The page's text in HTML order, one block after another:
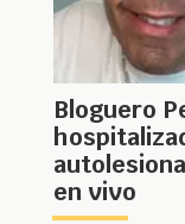
Bloguero
en vivo